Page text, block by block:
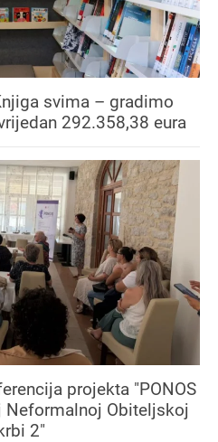
svima – gradimo
292.358,38 eura
projekta "PONOS
Neformalnoj Obiteljskoj
2"